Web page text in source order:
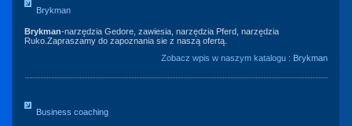
Brykman
Brykman-narzędzia Gedore, zawiesia, narzędzia Pferd, narzędzia
Ruko.Zapraszamy do zapoznania sie z naszą ofertą.
Zobacz wpis w naszym katalogu : Brykman
Business coaching